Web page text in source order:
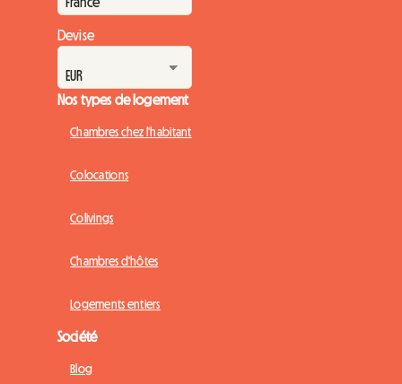
Devise
Nos types de logement
Chambres chez l'habitant
Colocations
Colivings
Chambres d'hôtes
Logements entiers
Société
Blog